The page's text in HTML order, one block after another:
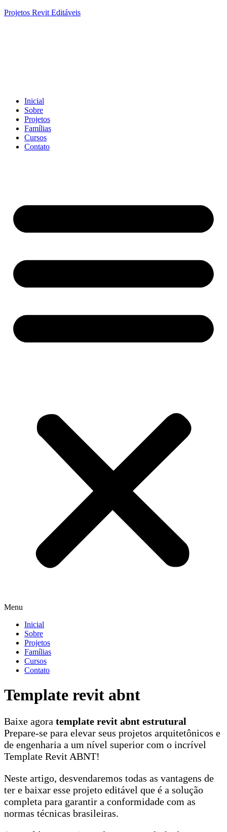
Projetos Revit Editáveis
Inicial
Sobre
Projetos
Famílias
Cursos
Contato
Menu
Inicial
Sobre
Projetos
Famílias
Cursos
Contato
Template revit abnt
Baixe agora template revit abnt estrutural
Prepare-se para elevar seus projetos arquitetônicos e
de engenharia a um nível superior com o incrível
Template Revit ABNT!
Neste artigo, desvendaremos todas as vantagens de
ter e baixar esse projeto editável que é a solução
completa para garantir a conformidade com as
normas técnicas brasileiras.